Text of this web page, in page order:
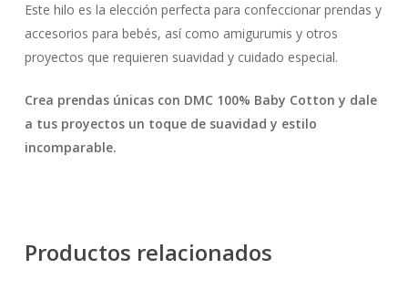
Este hilo es la elección perfecta para confeccionar prendas y
accesorios para bebés, así como amigurumis y otros
proyectos que requieren suavidad y cuidado especial.
Crea prendas únicas con DMC 100% Baby Cotton y dale
a tus proyectos un toque de suavidad y estilo
incomparable.
Productos relacionados